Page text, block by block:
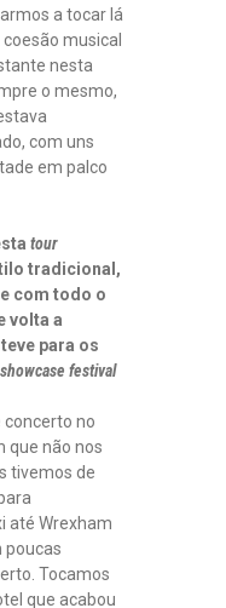
a tocar lá
musical
nesta
o mesmo,
com uns
em palco
tour
tradicional,
com todo o
volta a
para os
showcase festival
no
que não nos
tivemos de
até Wrexham
poucas
Tocamos
que acabou